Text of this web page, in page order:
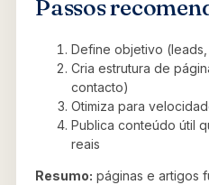
Passos
Define objetivo
Cria estrutura de
contacto)
Otimiza para
Publica conteúdo útil
reais
Resumo: páginas e artigos